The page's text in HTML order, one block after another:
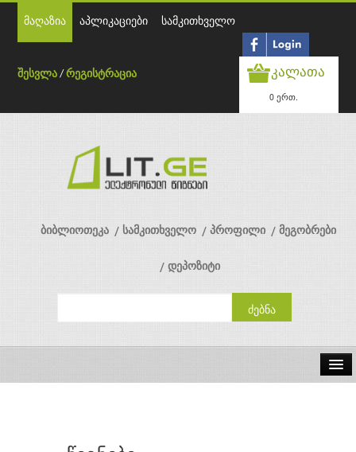
მაღაზია აპლიკაციები სამკითხველო
შესვლა /რეგისტრაცია კალათა
0 ერთ.
ბიბლიოთეკა სამკითხველო პროფილი მეგობრები
დეპოზიტი